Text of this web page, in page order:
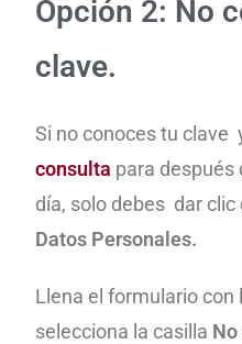
Opción 2: No
clave.
Si no conoces tu clave
consulta para después
día, solo debes dar
Datos Personales.
Llena el formulario con
selecciona la casilla